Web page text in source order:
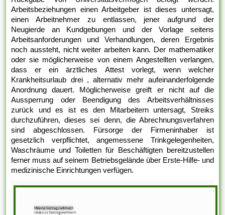
Arbeitsbeziehungen einen Arbeitgeber ist dieses untersagt,
einen Arbeitnehmer zu entlassen, jener aufgrund der
Neugierde an Kundgebungen und der Vorlage seitens
Arbeitsanforderungen und Verhandlungen, deren Ergebnis
noch aussteht, nicht weiter arbeiten kann. Der mathematiker
oder sie möglicherweise von einem Angestellten verlangen,
dass er ein ärztliches Attest vorlegt, wenn welcher
Krankheitsurlaub drei , alternativ mehr aufeinanderfolgende
Anordnung dauert. Möglicherweise greift er nicht auf die
Aussperrung oder Beendigung des Arbeitsverhältnisses
zurück und es ist es den Mitarbeitern untersagt, Streiks
durchzuführen, dieses sei denn, die Abrechnungsverfahren
sind abgeschlossen. Fürsorge der Firmeninhaber ist
gesetzlich verpflichtet, angemessene Trinkgelegenheiten,
Waschräume und Toiletten für Beschäftigten bereitzustellen
ferner muss auf seinem Betriebsgelände über Erste-Hilfe- und
medizinische Einrichtungen verfügen.